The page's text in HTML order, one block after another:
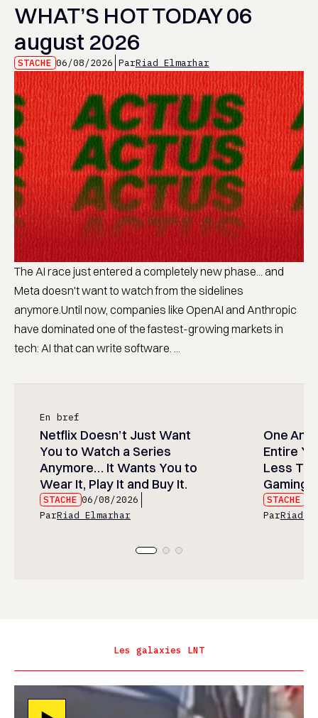
WHAT’S HOT TODAY 06
august 2026
STACHE 06/08/2026 ParRiad Elmarhar
The AI race just entered a completely new phase... and
Meta doesn't want to watch from the sidelines
anymore.Until now, companies like OpenAI and Anthropic
have dominated one of the fastest-growing markets in
tech: AI that can write software. ...
En bref
Netflix Doesn’t Just Want
You to Watch a Series
Anymore… It Wants You to
Wear It, Play It and Buy It.
STACHE 06/08/2026
ParRiad Elmarhar
One
Entire
Less
Gaming
STACHE
ParRiad
Les galaxies LNT